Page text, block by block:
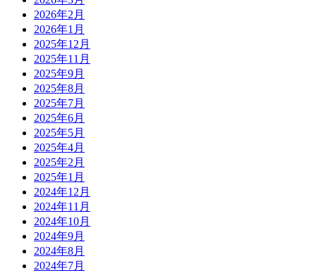
2026年2月
2026年1月
2025年12月
2025年11月
2025年9月
2025年8月
2025年7月
2025年6月
2025年5月
2025年4月
2025年2月
2025年1月
2024年12月
2024年11月
2024年10月
2024年9月
2024年8月
2024年7月